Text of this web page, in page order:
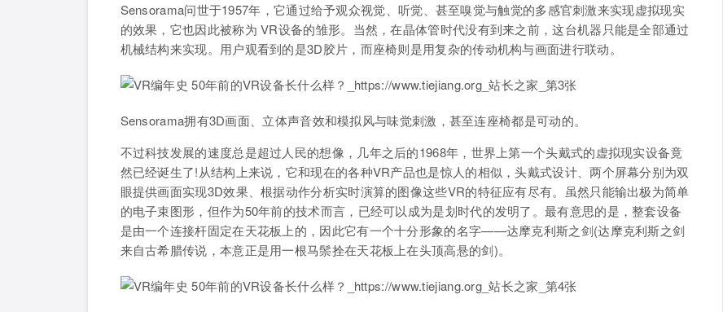
Sensorama问世于1957年，它通过给予观众视觉、听觉、甚至嗅觉与触觉的多感官刺激来实现虚拟现实
的效果，它也因此被称为 VR设备的雏形。当然，在晶体管时代没有到来之前，这台机器只能是全部通过
机械结构来实现。用户观看到的是3D胶片，而座椅则是用复杂的传动机构与画面进行联动。
Sensorama拥有3D画面、立体声音效和模拟风与味觉刺激，甚至连座椅都是可动的。
不过科技发展的速度总是超过人民的想像，几年之后的1968年，世界上第一个头戴式的虚拟现实设备竟
然已经诞生了!从结构上来说，它和现在的各种VR产品也是惊人的相似，头戴式设计、两个屏幕分别为双
眼提供画面实现3D效果、根据动作分析实时演算的图像这些VR的特征应有尽有。虽然只能输出极为简单
的电子束图形，但作为50年前的技术而言，已经可以成为是划时代的发明了。最有意思的是，整套设备
是由一个连接杆固定在天花板上的，因此它有一个十分形象的名字——达摩克利斯之剑(达摩克利斯之剑
来自古希腊传说，本意正是用一根马鬃拴在天花板上在头顶高悬的剑)。